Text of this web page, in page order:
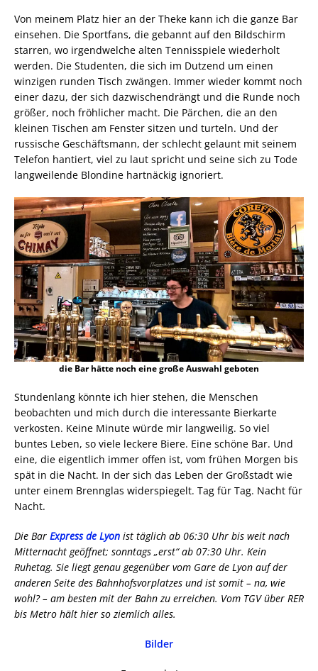
Von meinem Platz hier an der Theke kann ich die ganze Bar
einsehen. Die Sportfans, die gebannt auf den Bildschirm
starren, wo irgendwelche alten Tennisspiele wiederholt
werden. Die Studenten, die sich im Dutzend um einen
winzigen runden Tisch zwängen. Immer wieder kommt noch
einer dazu, der sich dazwischendrängt und die Runde noch
größer, noch fröhlicher macht. Die Pärchen, die an den
kleinen Tischen am Fenster sitzen und turteln. Und der
russische Geschäftsmann, der schlecht gelaunt mit seinem
Telefon hantiert, viel zu laut spricht und seine sich zu Tode
langweilende Blondine hartnäckig ignoriert.
die Bar hätte noch eine große Auswahl geboten
Stundenlang könnte ich hier stehen, die Menschen
beobachten und mich durch die interessante Bierkarte
verkosten. Keine Minute würde mir langweilig. So viel
buntes Leben, so viele leckere Biere. Eine schöne Bar. Und
eine, die eigentlich immer offen ist, vom frühen Morgen bis
spät in die Nacht. In der sich das Leben der Großstadt wie
unter einem Brennglas widerspiegelt. Tag für Tag. Nacht für
Nacht.
Die Bar Express de Lyon ist täglich ab 06:30 Uhr bis weit nach
Mitternacht geöffnet; sonntags „erst“ ab 07:30 Uhr. Kein
Ruhetag. Sie liegt genau gegenüber vom Gare de Lyon auf der
anderen Seite des Bahnhofsvorplatzes und ist somit – na, wie
wohl? – am besten mit der Bahn zu erreichen. Vom TGV über RER
bis Metro hält hier so ziemlich alles.
Bilder